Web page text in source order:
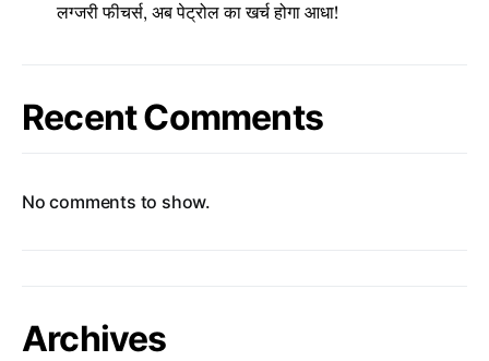
लग्जरी फीचर्स, अब पेट्रोल का खर्च होगा आधा!
Recent Comments
No comments to show.
Archives